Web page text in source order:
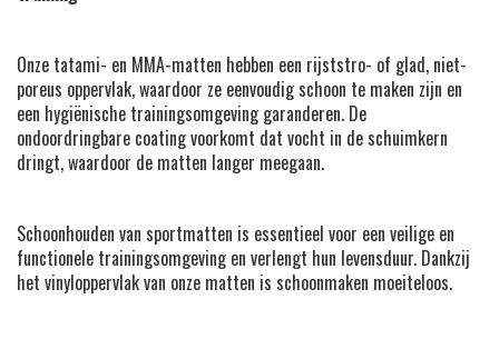
Onze tatami- en MMA-matten hebben een rijststro- of glad, niet-
poreus oppervlak, waardoor ze eenvoudig schoon te maken zijn en
een hygiënische trainingsomgeving garanderen. De
ondoordringbare coating voorkomt dat vocht in de schuimkern
dringt, waardoor de matten langer meegaan.
Schoonhouden van sportmatten is essentieel voor een veilige en
functionele trainingsomgeving en verlengt hun levensduur. Dankzij
het vinyloppervlak van onze matten is schoonmaken moeiteloos.